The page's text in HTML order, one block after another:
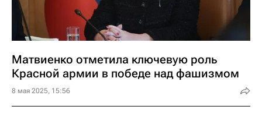
Матвиенко отметила ключевую роль
Красной армии в победе над фашизмом
8 мая 2025, 15:56